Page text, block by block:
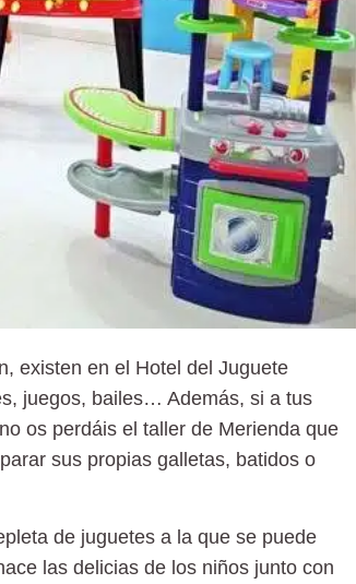
existen en el Hotel del Juguete
juegos, bailes… Además, si a tus
os perdáis el taller de Merienda que
sus propias galletas, batidos o
de juguetes a la que se puede
las delicias de los niños junto con